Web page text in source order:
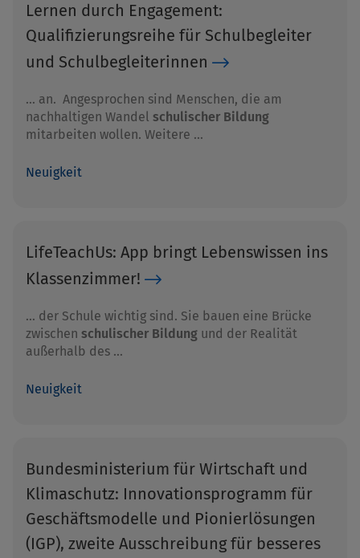
Lernen durch Engagement:
Qualifizierungsreihe für Schulbegleiter
und Schulbegleiterinnen
… an. Angesprochen sind Menschen, die am
nachhaltigen Wandel schulischer Bildung
mitarbeiten wollen. Weitere …
Neuigkeit
LifeTeachUs: App bringt Lebenswissen ins
Klassenzimmer!
… der Schule wichtig sind. Sie bauen eine Brücke
zwischen schulischer Bildung und der Realität
außerhalb des …
Neuigkeit
Bundesministerium für Wirtschaft und
Klimaschutz: Innovationsprogramm für
Geschäftsmodelle und Pionierlösungen
(IGP), zweite Ausschreibung für besseres